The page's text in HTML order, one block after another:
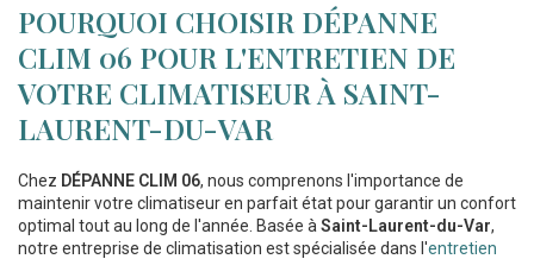
POURQUOI CHOISIR DÉPANNE
CLIM 06 POUR L'ENTRETIEN DE
VOTRE CLIMATISEUR À SAINT-
LAURENT-DU-VAR
Chez DÉPANNE CLIM 06, nous comprenons l'importance de
maintenir votre climatiseur en parfait état pour garantir un confort
optimal tout au long de l'année. Basée à Saint-Laurent-du-Var,
notre entreprise de climatisation est spécialisée dans l'entretien